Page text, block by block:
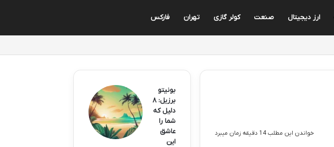
ارز دیجیتال صنعت کولر گازی تهران فارکس
خواندن این مطلب 14 دقیقه زمان میبرد
بونیتو
برزیل: ۸
دلیل که
شما را
عاشق
این